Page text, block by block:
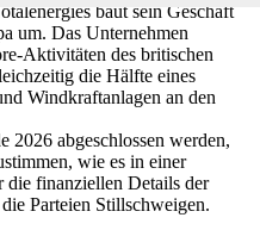
baut sein Geschäft
um. Das Unternehmen
Aktivitäten des britischen
die Hälfte eines
Windkraftanlagen an den
2026 abgeschlossen werden,
wie es in einer
finanziellen Details der
Parteien Stillschweigen.